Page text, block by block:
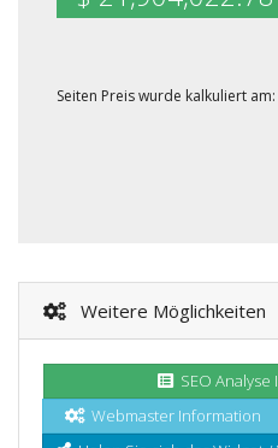
Seiten Preis wurde kalkuliert
Weitere Möglichkeiten
SEO Analyse
Webmaster Information